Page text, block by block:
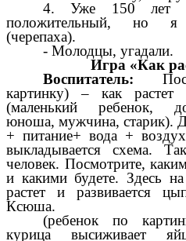
4. Уже 150 лет
положительный, но я
(черепаха).
- Молодцы, угадали.
Игра «Как
Воспитатель:
картинку) – как растет
(маленький ребенок,
юноша, мужчина, старик).
+ питание+ вода +
выкладывается схема.
человек. Посмотрите,
и какими будете. Здесь
растет и развивается
Ксюша.
(ребенок по
курица высиживает